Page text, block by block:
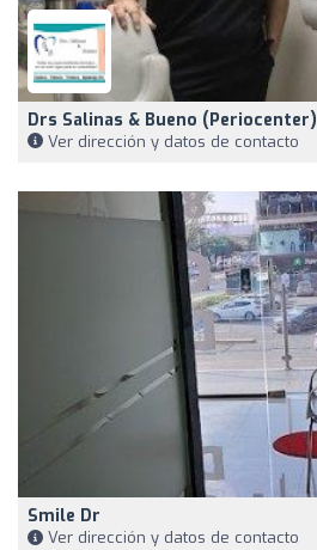
Drs Salinas & Bueno (Periocenter)
Ver dirección y datos de contacto
Smile Dr
Ver dirección y datos de contacto